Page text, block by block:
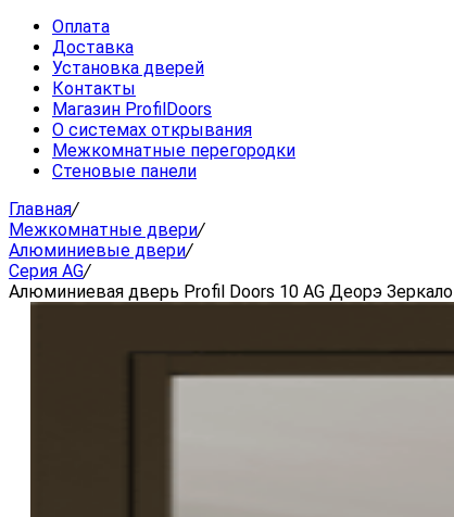
Оплата
Доставка
Установка дверей
Контакты
Магазин ProfilDoors
О системах открывания
Межкомнатные перегородки
Стеновые панели
Главная/
Межкомнатные двери/
Алюминиевые двери/
Серия AG/
Алюминиевая дверь Profil Doors 10 AG Деорэ Зеркало